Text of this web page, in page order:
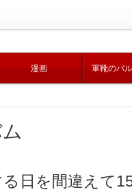
漫画 軍靴のバ
日を間違えて